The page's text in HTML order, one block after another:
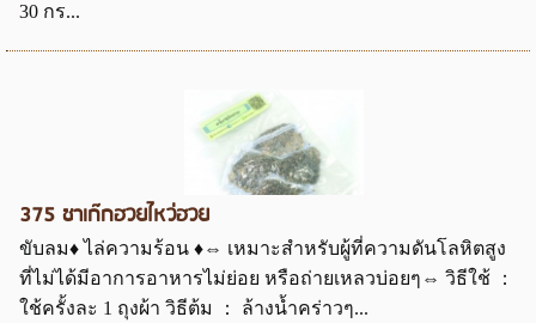
30 กร...
375 ชาเก๊กฮวยไหว่ฮวย
ขับลม♦ ไล่ความร้อน ♦⇔ เหมาะสำหรับผู้ที่ความดันโลหิตสูง
ที่ไม่ได้มีอาการอาหารไม่ย่อย หรือถ่ายเหลวบ่อยๆ⇔ วิธีใช้ ：
ใช้ครั้งละ 1 ถุงผ้า วิธีต้ม ： ล้างน้ำคร่าวๆ...